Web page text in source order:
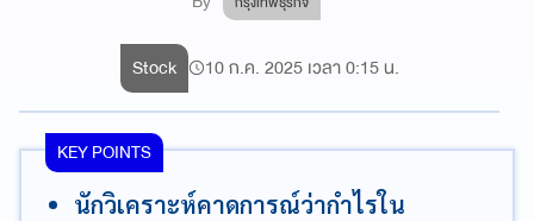
Stock 10 ก.ค. 2025 เวลา 0:15 น.
KEY POINTS
นักวิเคราะห์คาดการณ์ว่ากำไรใน